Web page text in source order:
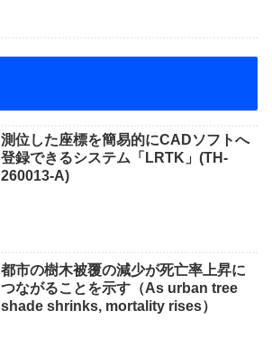
測位した座標を簡易的にCADソフトへ
登録できるシステム「LRTK」(TH-
260013-A)
都市の樹木被覆の減少が死亡率上昇に
つながることを示す（As urban tree
shade shrinks, mortality rises）